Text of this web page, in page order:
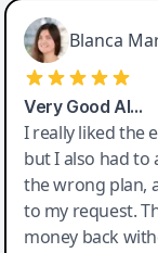
Blanca
Very Good AI…
I really liked the
but I also had to
the wrong plan,
to my request.
money back